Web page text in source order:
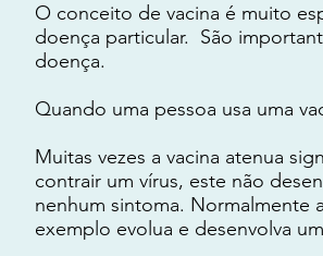
O conceito de vacina é muito
doença particular. São
doença.
Quando uma pessoa usa uma
Muitas vezes a vacina atenua
contrair um vírus, este não
nenhum sintoma. Normalmente
exemplo evolua e desenvolva